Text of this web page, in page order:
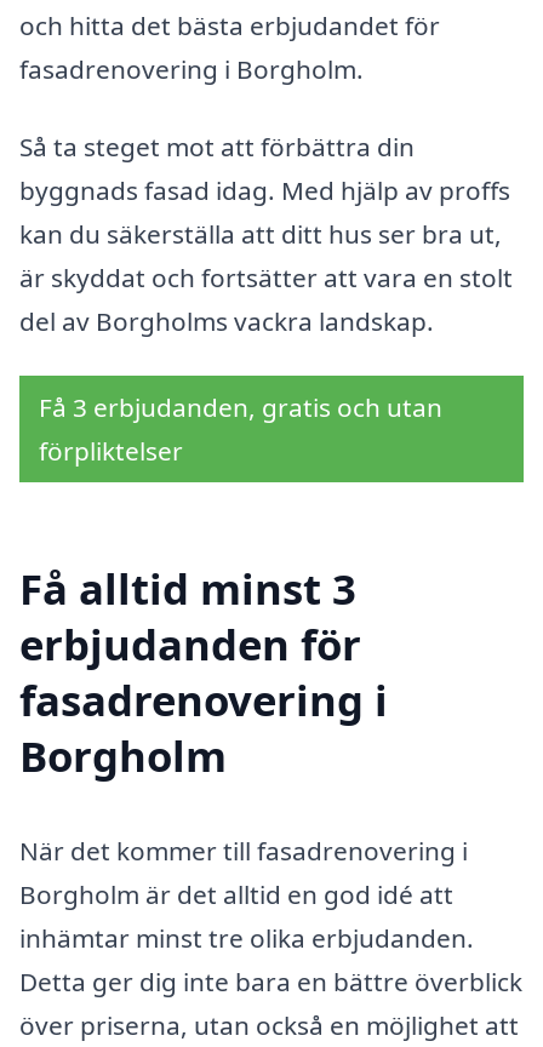
och hitta det bästa erbjudandet för
fasadrenovering i Borgholm.
Så ta steget mot att förbättra din
byggnads fasad idag. Med hjälp av proffs
kan du säkerställa att ditt hus ser bra ut,
är skyddat och fortsätter att vara en stolt
del av Borgholms vackra landskap.
Få 3 erbjudanden, gratis och utan
förpliktelser
Få alltid minst 3
erbjudanden för
fasadrenovering i
Borgholm
När det kommer till fasadrenovering i
Borgholm är det alltid en god idé att
inhämtar minst tre olika erbjudanden.
Detta ger dig inte bara en bättre överblick
över priserna, utan också en möjlighet att